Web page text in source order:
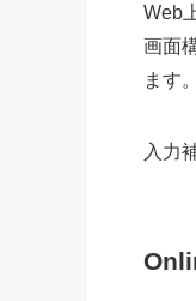
Web
画面
ます。
入力